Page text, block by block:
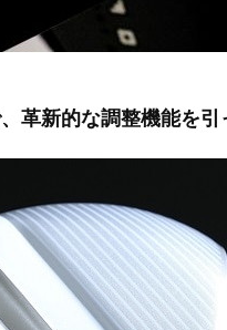
革新的な調整機能を